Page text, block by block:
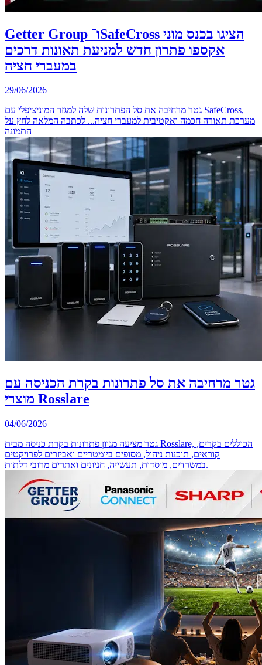
Getter Group ו־SafeCross הציגו בכנס מוני
אקספו פתרון חדש למניעת תאונות דרכים
במעברי חציה
29/06/2026
גטר מרחיבה את סל הפתרונות שלה למגזר המוניציפלי עם SafeCross,
מערכת תאורה חכמה ואקטיבית למעברי חציה... לכתבה המלאה לחץ על
התמונה
גטר מרחיבה את סל פתרונות בקרת הכניסה עם
מוצרי Rosslare
04/06/2026
גטר מציעה מגוון פתרונות בקרת כניסה מבית Rosslare, הכוללים בקרים,
קוראים, תוכנות ניהול, מסופים ביומטריים ואביזרים לפרויקטים
במשרדים, מוסדות, תעשייה, חניונים ואתרים מרובי דלתות.